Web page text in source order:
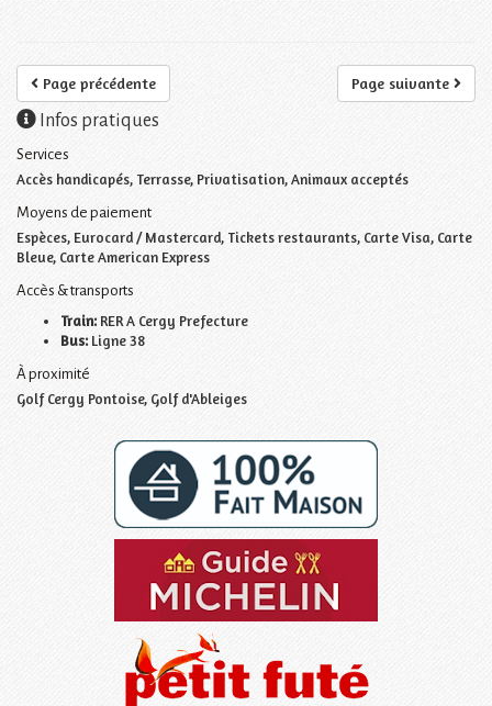
Page suivante
Page précédente
Infos pratiques
Services
Accès handicapés, Terrasse, Privatisation, Animaux acceptés
Moyens de paiement
Espèces, Eurocard / Mastercard, Tickets restaurants, Carte Visa, Carte
Bleue, Carte American Express
Accès & transports
Train:RER A Cergy Prefecture
Bus:Ligne 38
À proximité
Golf Cergy Pontoise, Golf d'Ableiges